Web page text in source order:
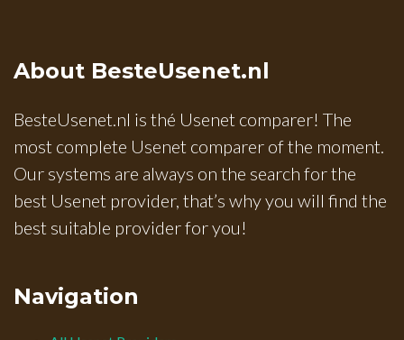
About BesteUsenet.nl
BesteUsenet.nl is thé Usenet comparer! The
most complete Usenet comparer of the moment.
Our systems are always on the search for the
best Usenet provider, that’s why you will find the
best suitable provider for you!
Navigation